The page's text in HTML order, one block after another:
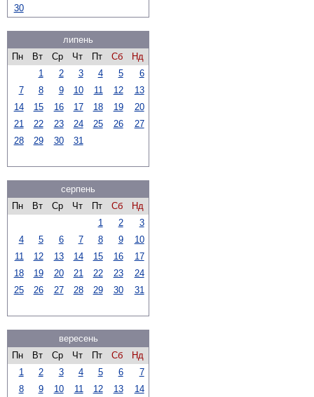
30
липень
Пн
Вт Ср Чт Пт Сб
Нд
1
2 3 4 5
6
7
8 9 10 11 12
13
14
15 16 17 18 19
20
21
22 23 24 25 26
27
28
29 30 31
серпень
Пн
Вт Ср Чт Пт Сб
Нд
1
2
3
4
5 6 7 8 9
10
11
12 13 14 15 16
17
18
19 20 21 22 23
24
25
26 27 28 29 30 31
вересень
Пн
Вт Ср Чт Пт Сб
Нд
1
2 3 4 5 6
7
8
9 10 11 12 13
14